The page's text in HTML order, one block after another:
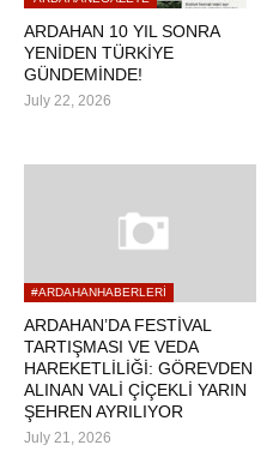
ARDAHAN 10 YIL SONRA
YENİDEN TÜRKİYE
GÜNDEMİNDE!
July 22, 2026
#ARDAHANHABERLERI
ARDAHAN’DA FESTİVAL
TARTIŞMASI VE VEDA
HAREKETLİLİĞİ: GÖREVDEN
ALINAN VALİ ÇİÇEKLİ YARIN
ŞEHREN AYRILIYOR
July 21, 2026